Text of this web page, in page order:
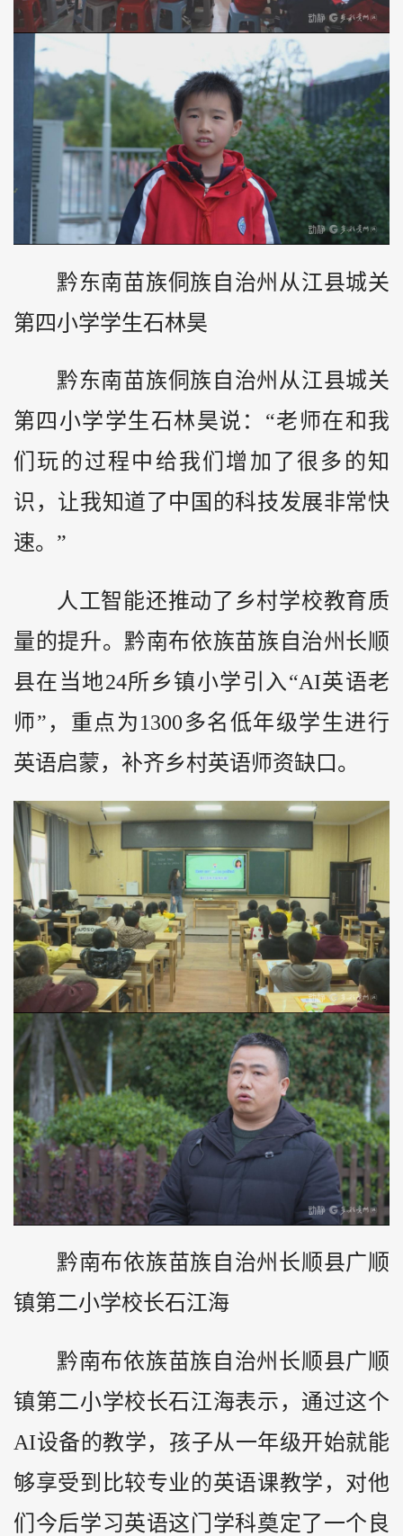
黔东南苗族侗族自治州从江县城关
第四小学学生石林昊
黔东南苗族侗族自治州从江县城关
第四小学学生石林昊说：“老师在和我
们玩的过程中给我们增加了很多的知
识，让我知道了中国的科技发展非常快
速。”
人工智能还推动了乡村学校教育质
量的提升。黔南布依族苗族自治州长顺
县在当地24所乡镇小学引入“AI英语老
师”，重点为1300多名低年级学生进行
英语启蒙，补齐乡村英语师资缺口。
黔南布依族苗族自治州长顺县广顺
镇第二小学校长石江海
黔南布依族苗族自治州长顺县广顺
镇第二小学校长石江海表示，通过这个
AI设备的教学，孩子从一年级开始就能
够享受到比较专业的英语课教学，对他
们今后学习英语这门学科奠定了一个良